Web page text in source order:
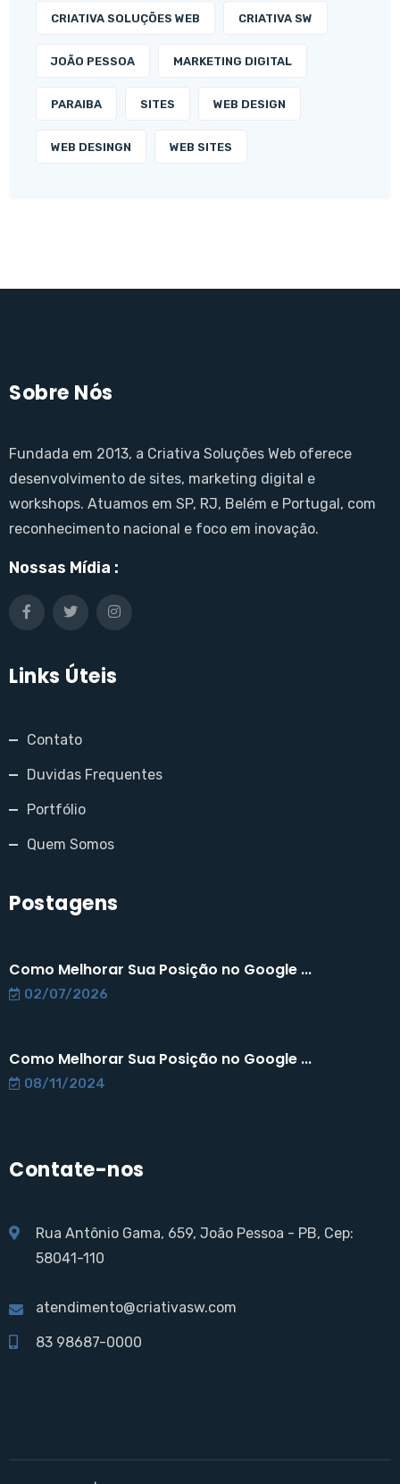
CRIATIVA SOLUÇÕES WEB CRIATIVA SW
JOÃO PESSOA MARKETING DIGITAL
PARAIBA SITES WEB DESIGN
WEB DESINGN WEB SITES
Sobre Nós
Fundada em 2013, a Criativa Soluções Web oferece
desenvolvimento de sites, marketing digital e
workshops. Atuamos em SP, RJ, Belém e Portugal, com
reconhecimento nacional e foco em inovação.
Nossas Mídia :
Links Úteis
Contato
Duvidas Frequentes
Portfólio
Quem Somos
Postagens
Como Melhorar Sua Posição no Google ...
02/07/2026
Como Melhorar Sua Posição no Google ...
08/11/2024
Contate-nos
Rua Antônio Gama, 659, João Pessoa - PB, Cep:
58041-110
atendimento@criativasw.com
83 98687-0000